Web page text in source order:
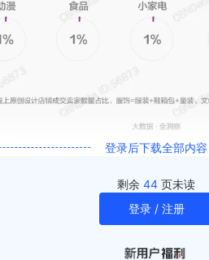
登录后下载全部内容
剩余 44 页未读
登录 / 注册